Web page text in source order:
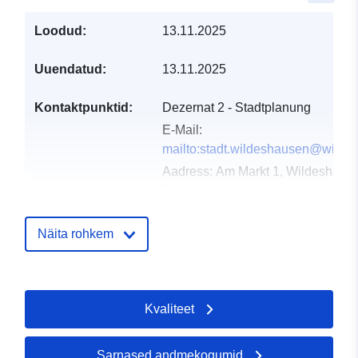
Loodud: 13.11.2025
Uuendatud: 13.11.2025
Kontaktpunktid:
Dezernat 2 - Stadtplanung
E-Mail:
Aadress: Am Markt 1,
Kataloogi kirje:
Ajakohastatud veebisaidil
08 August 2026
Näita rohkem
Kvaliteet